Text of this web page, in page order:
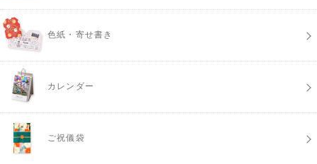
色紙・寄せ書き
カレンダー
ご祝儀袋